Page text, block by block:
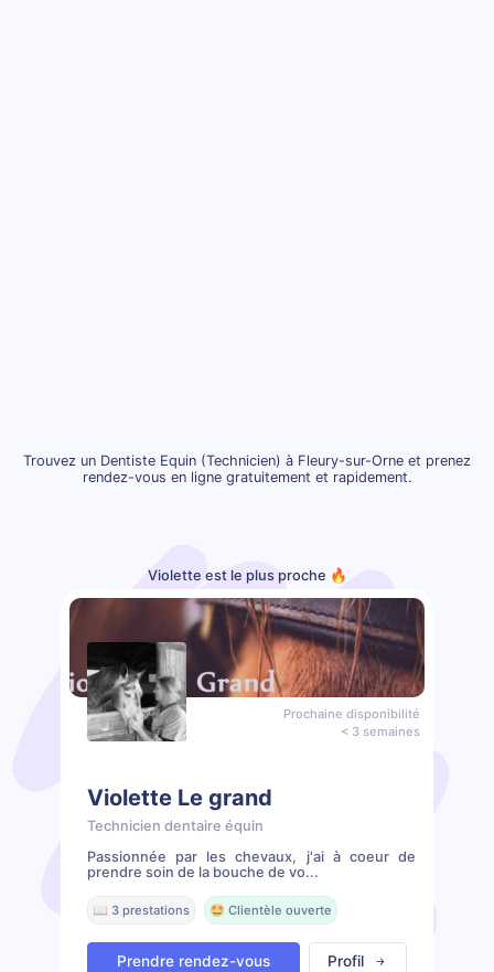
Trouvez un Dentiste Equin (Technicien) à Fleury-sur-Orne et prenez
rendez-vous en ligne gratuitement et rapidement.
Violette est le plus proche 🔥
Prochaine disponibilité
< 3 semaines
Violette Le grand
Technicien dentaire équin
Passionnée par les chevaux, j'ai à coeur de
prendre soin de la bouche de vo...
📖 3 prestations 🤩 Clientèle ouverte
Prendre rendez-vous Profil